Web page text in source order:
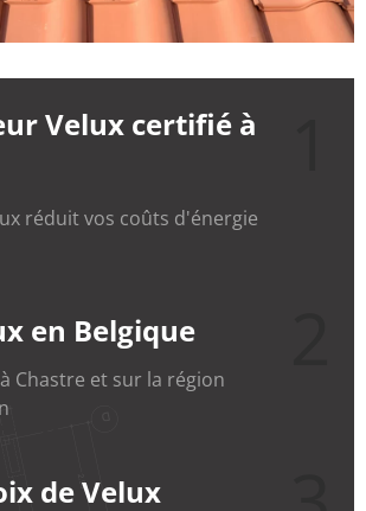
Velux certifié à
réduit vos coûts d'énergie
en Belgique
Chastre et sur la région
de Velux